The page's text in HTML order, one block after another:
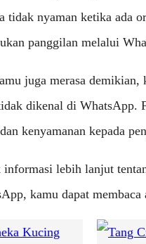
tidak nyaman ketika ada
panggilan melalui
juga merasa
dikenal di WhatsApp.
kenyamanan kepada
informasi lebih lanjut
kamu dapat